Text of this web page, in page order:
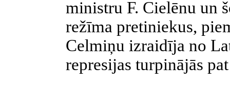
ministru F. Cielēnu un
režīma pretiniekus,
Celmiņu izraidīja no
represijas turpinājās